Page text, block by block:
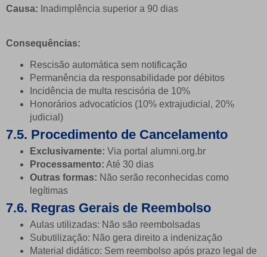
Causa: Inadimplência superior a 90 dias
Consequências:
Rescisão automática sem notificação
Permanência da responsabilidade por débitos
Incidência de multa rescisória de 10%
Honorários advocatícios (10% extrajudicial, 20%
judicial)
7.5. Procedimento de Cancelamento
Exclusivamente: Via portal alumni.org.br
Processamento: Até 30 dias
Outras formas: Não serão reconhecidas como
legítimas
7.6. Regras Gerais de Reembolso
Aulas utilizadas: Não são reembolsadas
Subutilização: Não gera direito a indenização
Material didático: Sem reembolso após prazo legal de